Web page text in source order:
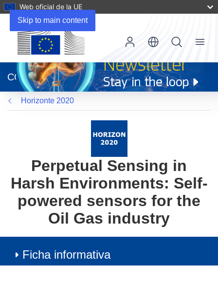
Skip to main content
Web oficial de la UE
abrirá
en
una
nueva
ventana)
CORDIS
Menu
Horizonte 2020
Perpetual Sensing in
Harsh Environments: Self-
powered sensors for the
Oil Gas industry
Ficha informativa